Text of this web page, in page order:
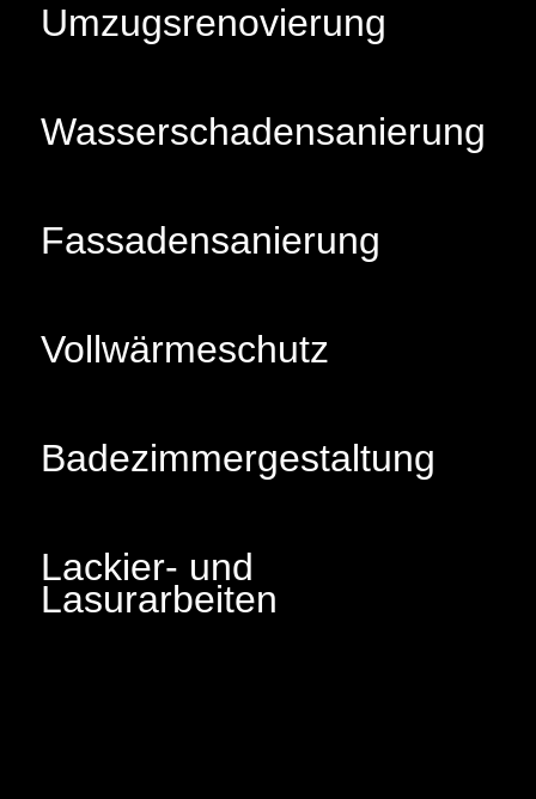
Umzugsrenovierung
Wasserschadensanierung
Fassadensanierung
Vollwärmeschutz
Badezimmergestaltung
Lackier- und
Lasurarbeiten